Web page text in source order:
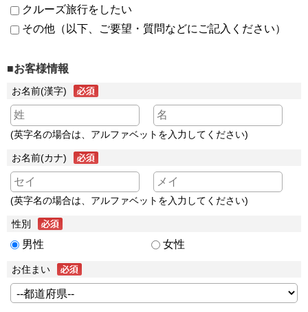
クルーズ旅行をしたい
その他（以下、ご要望・質問などにご記入ください）
■お客様情報
お名前(漢字)
(英字名の場合は、アルファベットを入力してください)
お名前(カナ)
(英字名の場合は、アルファベットを入力してください)
性別
男性 女性
お住まい